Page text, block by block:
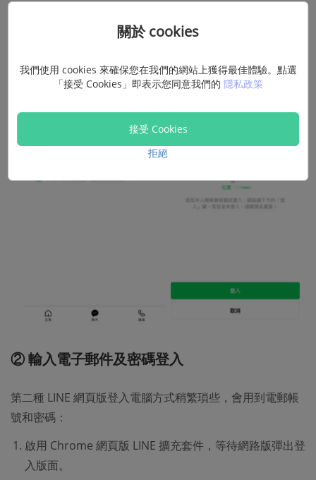
，在手機上確認登入即可。
② 輸入電子郵件及密碼登入
第二種 LINE 網頁版登入電腦方式稍繁瑣些，會用到電郵帳
號和密碼：
啟用 Chrome 網頁版 LINE 擴充套件，等待網路版彈出登
入版面。
關於 cookies
我們使用 cookies 來確保您在我們的網站上獲得最佳體驗。點選
「接受 Cookies」即表示您同意我們的 隱私政策
接受 Cookies
拒絕